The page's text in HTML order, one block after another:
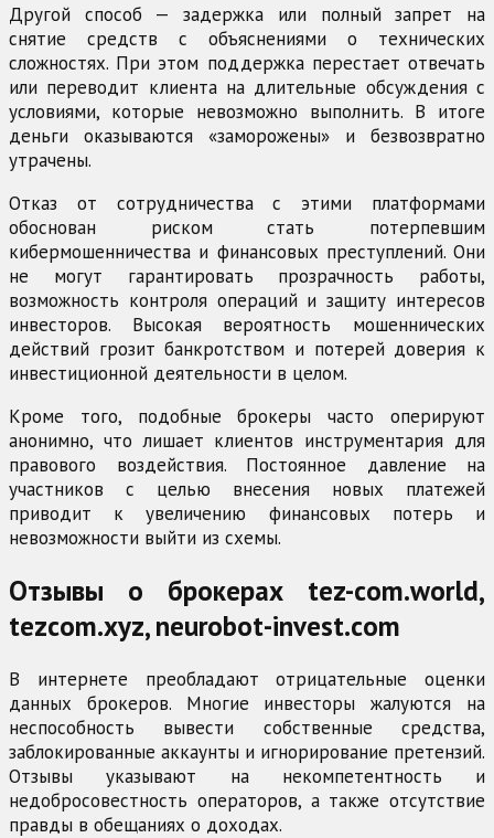
Другой способ — задержка или полный запрет на
снятие средств с объяснениями о технических
сложностях. При этом поддержка перестает отвечать
или переводит клиента на длительные обсуждения с
условиями, которые невозможно выполнить. В итоге
деньги оказываются «заморожены» и безвозвратно
утрачены.
Отказ от сотрудничества с этими платформами
обоснован риском стать потерпевшим
кибермошенничества и финансовых преступлений. Они
не могут гарантировать прозрачность работы,
возможность контроля операций и защиту интересов
инвесторов. Высокая вероятность мошеннических
действий грозит банкротством и потерей доверия к
инвестиционной деятельности в целом.
Кроме того, подобные брокеры часто оперируют
анонимно, что лишает клиентов инструментария для
правового воздействия. Постоянное давление на
участников с целью внесения новых платежей
приводит к увеличению финансовых потерь и
невозможности выйти из схемы.
Отзывы о брокерах tez-com.world,
tezcom.xyz, neurobot-invest.com
В интернете преобладают отрицательные оценки
данных брокеров. Многие инвесторы жалуются на
неспособность вывести собственные средства,
заблокированные аккаунты и игнорирование претензий.
Отзывы указывают на некомпетентность и
недобросовестность операторов, а также отсутствие
правды в обещаниях о доходах.